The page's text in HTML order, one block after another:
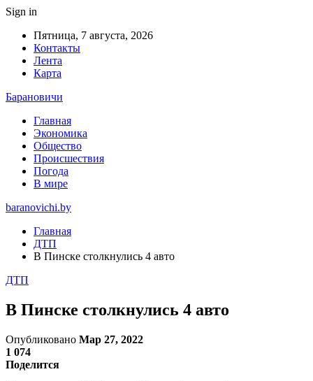
Sign in
Пятница, 7 августа, 2026
Контакты
Лента
Карта
Барановичи
Главная
Экономика
Общество
Происшествия
Погода
В мире
baranovichi.by
Главная
ДТП
В Пинске столкнулись 4 авто
ДТП
В Пинске столкнулись 4 авто
Опубликовано Мар 27, 2022
1 074
Поделится